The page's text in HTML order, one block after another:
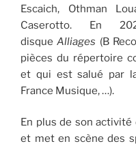
Escaich, Othman
Caserotto. En
disqueAlliages (B
pièces du répertoire
et qui est salué par
France Musique, …).
En plus de son activité
et met en scène des